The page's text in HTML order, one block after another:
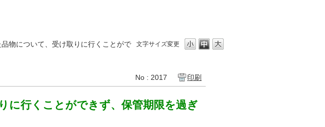
文字サイズ変更
物について、受け取りに行くことがで
No : 2017 印刷
に行くことができず、保管期限を過ぎ